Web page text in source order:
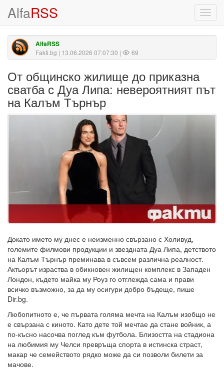
AlfaRSS
AlfaRSS
Fakti.bg | 13.06.2026 07:07:30 | 69
От общинско жилище до приказна
сватба с Дуа Липа: невероятният път
на Калъм Търнър
Докато името му днес е неизменно свързано с Холивуд,
големите филмови продукции и звездната Дуа Липа, детството
на Калъм Търнър преминава в съвсем различна реалност.
Актьорът израства в обикновен жилищен комплекс в Западен
Лондон, където майка му Роуз го отглежда сама и прави
всичко възможно, за да му осигури добро бъдеще, пише
Dir.bg.
Любопитното е, че първата голяма мечта на Калъм изобщо не
е свързана с киното. Като дете той мечтае да стане войник, а
по-късно насочва поглед към футбола. Близостта на стадиона
на любимия му Челси превръща спорта в истинска страст,
макар че семейството рядко може да си позволи билети за
мачове.